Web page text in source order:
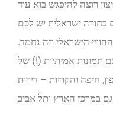
רוצה להיפגש בוא עוד
בחורה ישראלית יש לכם
הישראלי וזה נחמד.
תמונות אמיתיות (!) של
חיפה והקריות – דירות